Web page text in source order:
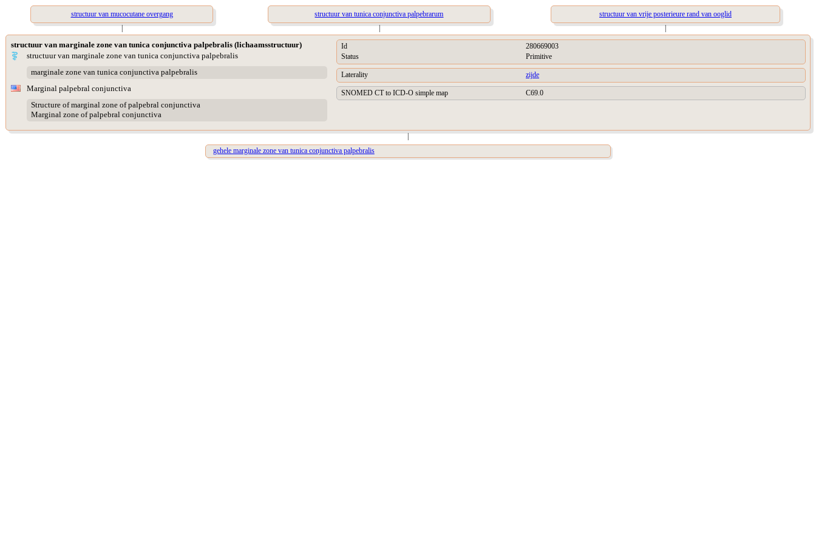
structuur van mucocutane overgang structuur van tunica conjunctiva palpebrarum
structuur van vrije posterieure rand van ooglid
|
| |
structuur van marginale zone van tunica conjunctiva palpebralis (lichaamsstructuur)
structuur van marginale zone van tunica conjunctiva palpebralis
marginale zone van tunica conjunctiva palpebralis
Marginal palpebral conjunctiva
Structure of marginal zone of palpebral conjunctiva
Marginal zone of palpebral conjunctiva
Id
280669003
Status
Primitive
Laterality zijde
SNOMED CT to ICD-O simple map C69.0
|
gehele marginale zone van tunica conjunctiva palpebralis